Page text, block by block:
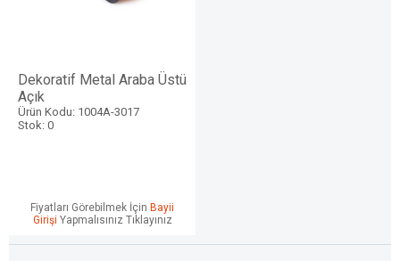
Dekoratif Metal Araba Üstü
Açık
Ürün Kodu: 1004A-3017
Stok: 0
Fiyatları Görebilmek İçin Bayii
Girişi Yapmalısınız Tıklayınız